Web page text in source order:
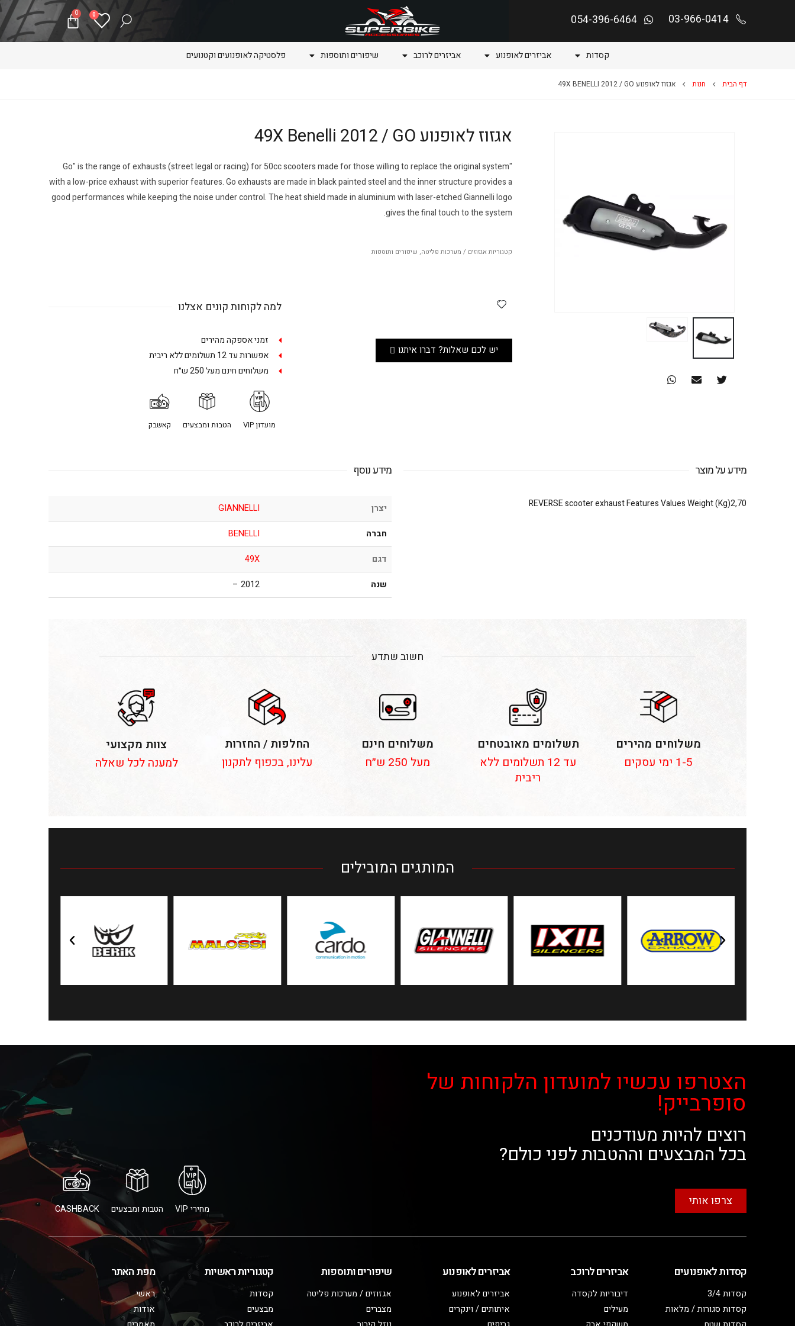
03-966-0414
054-396-6464
0
0
קסדות אביזרים לאופנוע אביזרים לרוכב שיפורים ותוספות פלסטיקה לאופנועים וקטנועים
דף הבית חנות אגזוז לאופנוע 49X BENELLI 2012 / GO
אגזוז לאופנוע 49X Benelli 2012 / GO
"Go" is the range of exhausts (street legal or racing) for 50cc scooters made for those willing to replace the original system
with a low-price exhaust with superior features. Go exhausts are made in black painted steel and the inner structure provides a
good performances while keeping the noise under control. The heat shield made in aluminium with laser-etched Giannelli logo
gives the final touch to the system.
קטגוריותאגזוזים / מערכות פליטה, שיפורים ותוספות
יש לכם שאלות? דברו איתנו
למה לקוחות קונים אצלנו
זמני אספקה מהירים
אפשרות עד 12 תשלומים ללא ריבית
משלוחים חינם מעל 250 ש״ח
מועדון VIP הטבות ומבצעים קאשבק
מידע על מוצר
REVERSE scooter exhaust Features Values Weight (Kg)2,70
מידע נוסף
יצרן GIANNELLI
חברה BENELLI
דגם 49X
שנה 2012 –
חשוב שתדע
משלוחים מהירים
1-5 ימי עסקים
תשלומים מאובטחים
עד 12 תשלומים ללא
ריבית
משלוחים חינם
מעל 250 ש״ח
החלפות / החזרות
עלינו, בכפוף לתקנון
צוות מקצועי
למענה לכל שאלה
המותגים המובילים
הצטרפו עכשיו למועדון הלקוחות של
סופרבייק!
רוצים להיות מעודכנים
בכל המבצעים וההטבות לפני כולם?
צרפו אותי
מחירי VIP הטבות ומבצעים CASHBACK
קסדות לאופנועים
קסדות 3/4
קסדות סגורות / מלאות
אביזרים לרוכב
דיבוריות לקסדה
מעילים
אביזרים לאופנוע
אביזרים לאופנוע
איתותים / וינקרים
שיפורים ותוספות
אגזוזים / מערכות פליטה
מצברים
קטגוריות ראשיות
קסדות
מבצעים
מפת האתר
ראשי
אודות